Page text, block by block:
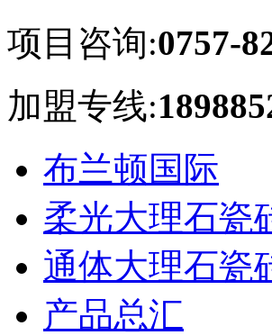
项目咨询:0757-
加盟专线:
布兰顿国际
柔光大理石瓷
通体大理石瓷
产品总汇